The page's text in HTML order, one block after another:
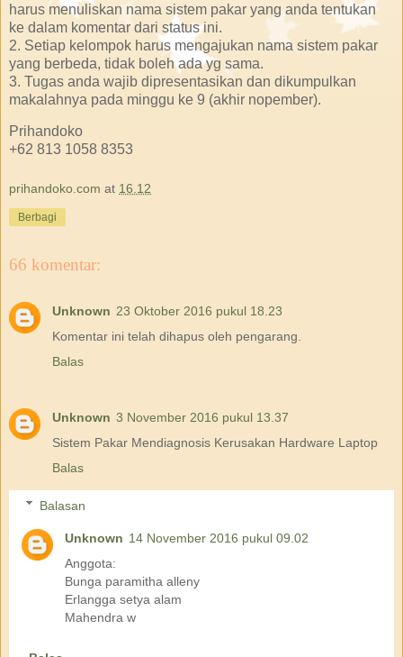
harus menuliskan nama sistem pakar yang anda tentukan
ke dalam komentar dari status ini.
2. Setiap kelompok harus mengajukan nama sistem pakar
yang berbeda, tidak boleh ada yg sama.
3. Tugas anda wajib dipresentasikan dan dikumpulkan
makalahnya pada minggu ke 9 (akhir nopember).
Prihandoko
+62 813 1058 8353
prihandoko.com at 16.12
Berbagi
66 komentar:
Unknown 23 Oktober 2016 pukul 18.23
Komentar ini telah dihapus oleh pengarang.
Balas
Unknown 3 November 2016 pukul 13.37
Sistem Pakar Mendiagnosis Kerusakan Hardware Laptop
Balas
Balasan
Unknown 14 November 2016 pukul 09.02
Anggota:
Bunga paramitha alleny
Erlangga setya alam
Mahendra w